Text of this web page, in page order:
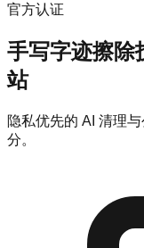
官方认证
手写字迹擦除
站
隐私优先的 AI 清理
分。